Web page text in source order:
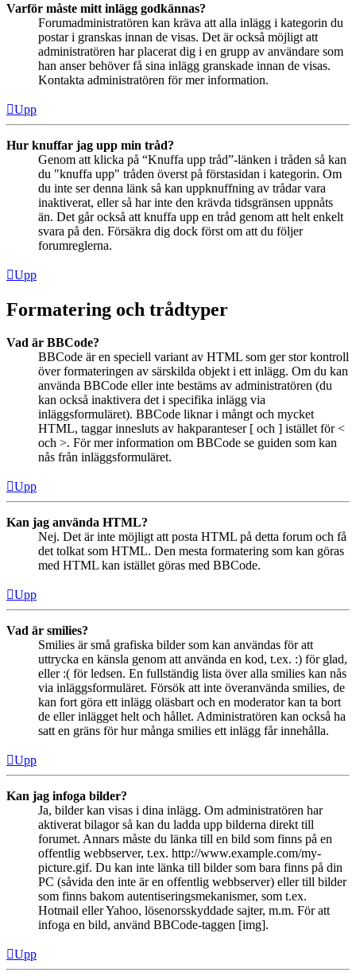
Varför måste mitt inlägg godkännas?
Forumadministratören kan kräva att alla inlägg i kategorin du
postar i granskas innan de visas. Det är också möjligt att
administratören har placerat dig i en grupp av användare som
han anser behöver få sina inlägg granskade innan de visas.
Kontakta administratören för mer information.
Upp
Hur knuffar jag upp min tråd?
Genom att klicka på “Knuffa upp tråd”-länken i tråden så kan
du "knuffa upp" tråden överst på förstasidan i kategorin. Om
du inte ser denna länk så kan uppknuffning av trådar vara
inaktiverat, eller så har inte den krävda tidsgränsen uppnåts
än. Det går också att knuffa upp en tråd genom att helt enkelt
svara på den. Försäkra dig dock först om att du följer
forumreglerna.
Upp
Formatering och trådtyper
Vad är BBCode?
BBCode är en speciell variant av HTML som ger stor kontroll
över formateringen av särskilda objekt i ett inlägg. Om du kan
använda BBCode eller inte bestäms av administratören (du
kan också inaktivera det i specifika inlägg via
inläggsformuläret). BBCode liknar i mångt och mycket
HTML, taggar innesluts av hakparanteser [ och ] istället för <
och >. För mer information om BBCode se guiden som kan
nås från inläggsformuläret.
Upp
Kan jag använda HTML?
Nej. Det är inte möjligt att posta HTML på detta forum och få
det tolkat som HTML. Den mesta formatering som kan göras
med HTML kan istället göras med BBCode.
Upp
Vad är smilies?
Smilies är små grafiska bilder som kan användas för att
uttrycka en känsla genom att använda en kod, t.ex. :) för glad,
eller :( för ledsen. En fullständig lista över alla smilies kan nås
via inläggsformuläret. Försök att inte överanvända smilies, de
kan fort göra ett inlägg oläsbart och en moderator kan ta bort
de eller inlägget helt och hållet. Administratören kan också ha
satt en gräns för hur många smilies ett inlägg får innehålla.
Upp
Kan jag infoga bilder?
Ja, bilder kan visas i dina inlägg. Om administratören har
aktiverat bilagor så kan du ladda upp bilderna direkt till
forumet. Annars måste du länka till en bild som finns på en
offentlig webbserver, t.ex. http://www.example.com/my-
picture.gif. Du kan inte länka till bilder som bara finns på din
PC (såvida den inte är en offentlig webbserver) eller till bilder
som finns bakom autentiseringsmekanismer, som t.ex.
Hotmail eller Yahoo, lösenorsskyddade sajter, m.m. För att
infoga en bild, använd BBCode-taggen [img].
Upp